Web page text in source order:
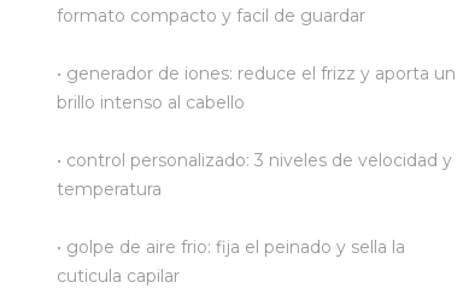
formato compacto y facil de guardar
• generador de iones: reduce el frizz y aporta un
brillo intenso al cabello
• control personalizado: 3 niveles de velocidad y
temperatura
• golpe de aire frio: fija el peinado y sella la
cuticula capilar